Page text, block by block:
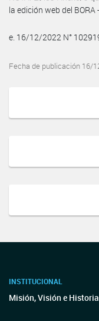
la edición web del
e. 16/12/2022 N°
Fecha de publicación 16/
INSTITUCIONAL
Misión, Visión e Historia